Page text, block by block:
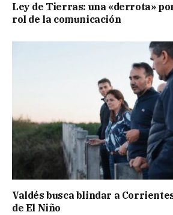
Ley de Tierras: una «derrota»
rol de la comunicación
Valdés busca blindar a
de El Niño